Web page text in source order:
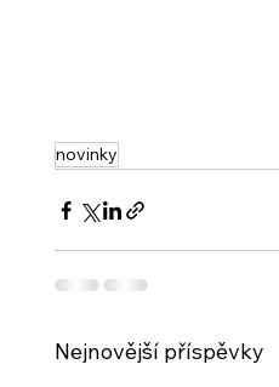
novinky
Nejnovější příspěvky